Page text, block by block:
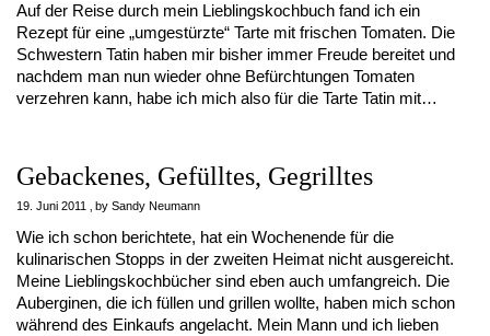
Auf der Reise durch mein Lieblingskochbuch fand ich ein
Rezept für eine „umgestürzte“ Tarte mit frischen Tomaten. Die
Schwestern Tatin haben mir bisher immer Freude bereitet und
nachdem man nun wieder ohne Befürchtungen Tomaten
verzehren kann, habe ich mich also für die Tarte Tatin mit…
Gebackenes, Gefülltes, Gegrilltes
19. Juni 2011 by Sandy Neumann
Wie ich schon berichtete, hat ein Wochenende für die
kulinarischen Stopps in der zweiten Heimat nicht ausgereicht.
Meine Lieblingskochbücher sind eben auch umfangreich. Die
Auberginen, die ich füllen und grillen wollte, haben mich schon
während des Einkaufs angelacht. Mein Mann und ich lieben